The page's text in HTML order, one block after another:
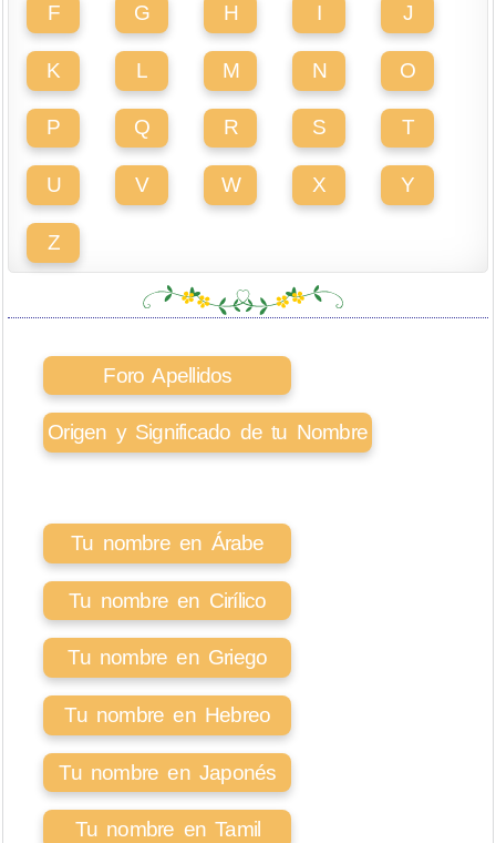
F G H I J
K L M N O
P Q R S T
U V W X Y
Z
Foro Apellidos
Origen y Significado de tu Nombre
Tu nombre en Árabe
Tu nombre en Cirílico
Tu nombre en Griego
Tu nombre en Hebreo
Tu nombre en Japonés
Tu nombre en Tamil